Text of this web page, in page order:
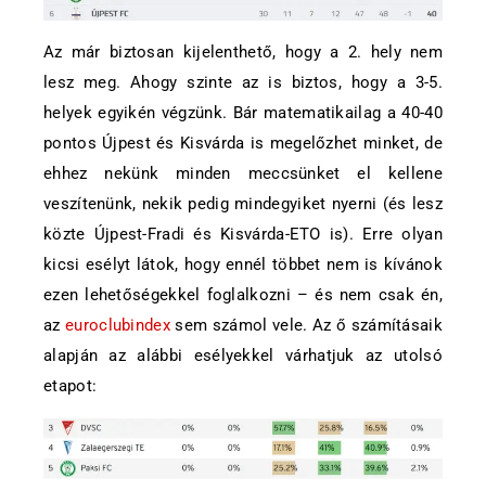
Az már biztosan kijelenthető, hogy a 2. hely nem
lesz meg. Ahogy szinte az is biztos, hogy a 3-5.
helyek egyikén végzünk. Bár matematikailag a 40-40
pontos Újpest és Kisvárda is megelőzhet minket, de
ehhez nekünk minden meccsünket el kellene
veszítenünk, nekik pedig mindegyiket nyerni (és lesz
közte Újpest-Fradi és Kisvárda-ETO is). Erre olyan
kicsi esélyt látok, hogy ennél többet nem is kívánok
ezen lehetőségekkel foglalkozni – és nem csak én,
azeuroclubindexsem számol vele. Az ő számításaik
alapján az alábbi esélyekkel várhatjuk az utolsó
etapot: